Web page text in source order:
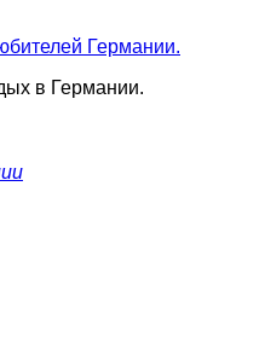
в Германии.